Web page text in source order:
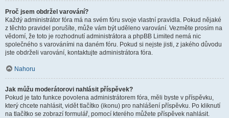
Proč jsem obdržel varování?
Každý administrátor fóra má na svém fóru svoje vlastní pravidla. Pokud nějaké
z těchto pravidel porušíte, může vám být uděleno varování. Vezměte prosím na
vědomí, že toto je rozhodnutí administrátora a phpBB Limited nemá nic
společného s varováními na daném fóru. Pokud si nejste jisti, z jakého důvodu
jste obdrželi varování, kontaktujte administrátora fóra.
Nahoru
Jak můžu moderátorovi nahlásit příspěvek?
Pokud je tato funkce povolena administrátorem fóra, měli byste v příspěvku,
který chcete nahlásit, vidět tlačítko (ikonu) pro nahlášení příspěvku. Po kliknutí
na tlačítko se zobrazí formulář, pomocí kterého můžete příspěvek nahlásit.